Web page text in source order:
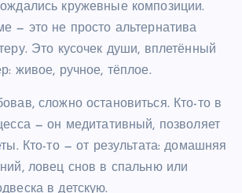
кружевные композиции.
— это не просто альтернатива
Это кусочек души, вплетённый
живое, ручное, тёплое.
сложно остановиться. Кто-то в
— он медитативный, позволяет
Кто-то — от результата: домашняя
ловец снов в спальню или
в детскую.